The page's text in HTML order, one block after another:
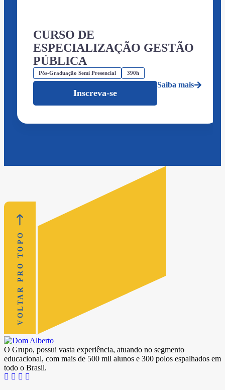
CURSO DE
ESPECIALIZAÇÃO GESTÃO
PÚBLICA
Pós-Graduação Semi Presencial 390h
Inscreva-se
Saiba mais
VOLTAR PRO TOPO
O Grupo, possui vasta experiência, atuando no segmento
educacional, com mais de 500 mil alunos e 300 polos espalhados em
todo o Brasil.